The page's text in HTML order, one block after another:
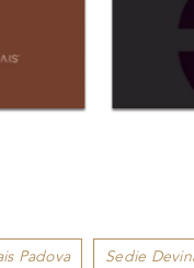
Padova Sedie